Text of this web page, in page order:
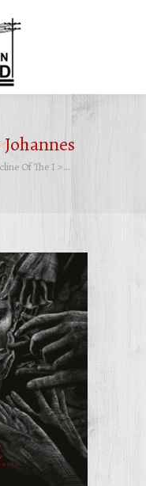
Of The I >…